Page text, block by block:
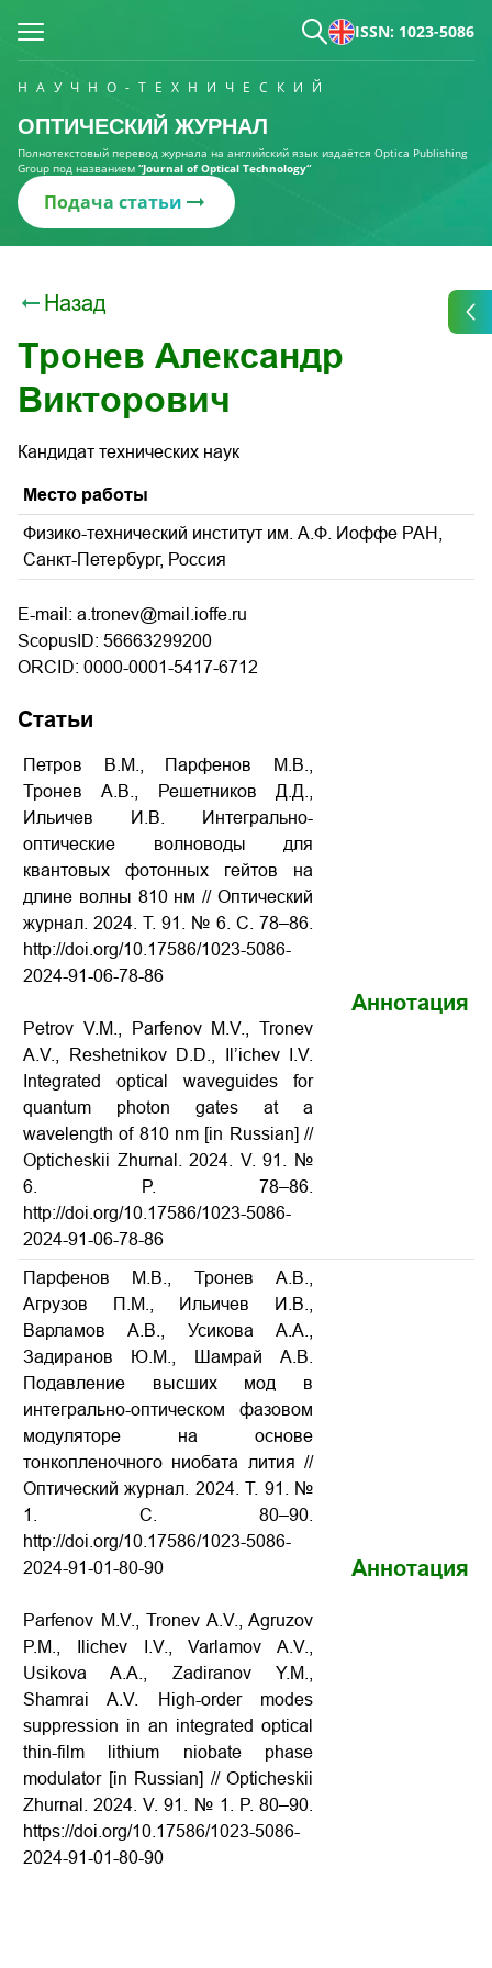
ISSN: 1023-5086
НАУЧНО-ТЕХНИЧЕСКИЙ
ОПТИЧЕСКИЙ ЖУРНАЛ
Полнотекстовый перевод журнала на английский язык издаётся Optica Publishing
Group под названием “Journal of Optical Technology“
Подача статьи
Назад
Тронев Александр
Викторович
Кандидат технических наук
Место работы
Физико-технический институт им. А.Ф. Иоффе РАН,
Санкт-Петербург, Россия
E-mail: a.tronev@mail.ioffe.ru
ScopusID: 56663299200
ORCID: 0000-0001-5417-6712
Статьи
Петров В.М., Парфенов М.В.,
Тронев А.В., Решетников Д.Д.,
Ильичев И.В. Интегрально-
оптические волноводы для
квантовых фотонных гейтов на
длине волны 810 нм // Оптический
журнал. 2024. Т. 91. № 6. С. 78–86.
http://doi.org/10.17586/1023-5086-
2024-91-06-78-86
Petrov V.M., Parfenov M.V., Tronev
A.V., Reshetnikov D.D., Il’ichev I.V.
Integrated optical waveguides for
quantum photon gates at a
wavelength of 810 nm [in Russian] //
Opticheskii Zhurnal. 2024. V. 91. №
6. P. 78–86.
http://doi.org/10.17586/1023-5086-
2024-91-06-78-86
Аннотация
Парфенов М.В., Тронев А.В.,
Агрузов П.М., Ильичев И.В.,
Варламов А.В., Усикова А.А.,
Задиранов Ю.М., Шамрай А.В.
Подавление высших мод в
интегрально-оптическом фазовом
модуляторе на основе
тонкопленочного ниобата лития //
Оптический журнал. 2024. Т. 91. №
1. С. 80–90.
http://doi.org/10.17586/1023-5086-
2024-91-01-80-90
Parfenov M.V., Tronev A.V., Agruzov
P.M., Ilichev I.V., Varlamov A.V.,
Usikova A.A., Zadiranov Y.M.,
Shamrai A.V. High-order modes
suppression in an integrated optical
thin-film lithium niobate phase
modulator [in Russian] // Opticheskii
Zhurnal. 2024. V. 91. № 1. P. 80–90.
https://doi.org/10.17586/1023-5086-
2024-91-01-80-90
Аннотация